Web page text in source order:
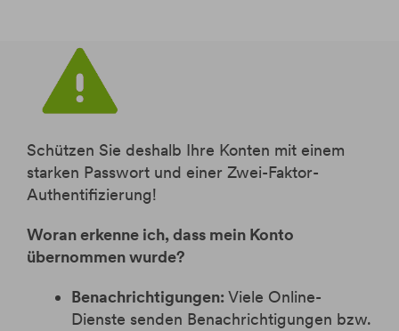
Schützen Sie deshalb Ihre Konten mit einem
starken Passwort und einer Zwei-Faktor-
Authentifizierung!
Woran erkenne ich, dass mein Konto
übernommen wurde?
Benachrichtigungen:Viele Online-
Dienste senden Benachrichtigungen bzw.